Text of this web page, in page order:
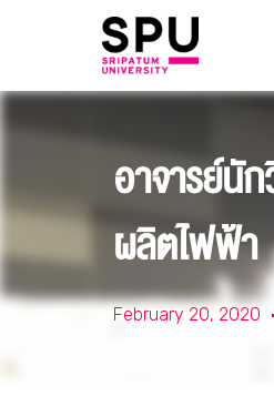
อาจารย์นั
ผลิตไฟฟ้า
February 20, 2020